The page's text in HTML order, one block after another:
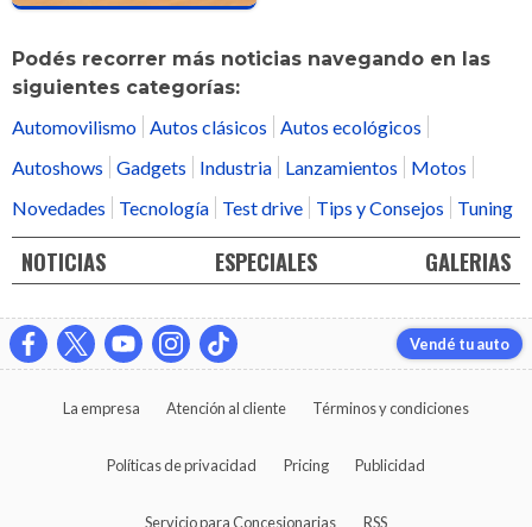
Podés recorrer más noticias navegando en las
siguientes categorías:
Automovilismo Autos clásicos
Autos ecológicos
Autoshows
Gadgets Industria Lanzamientos
Motos
Novedades
Tecnología Test drive Tips y Consejos Tuning
NOTICIAS ESPECIALES GALERIAS
Vendé tu auto
La empresa Atención al cliente Términos y condiciones
Políticas de privacidad Pricing Publicidad
Servicio para Concesionarias RSS